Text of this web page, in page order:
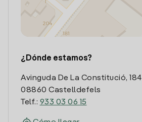
¿Dónde estamos?
Avinguda De La Constitució, 184
08860 Castelldefels
Telf.: 933 03 06 15